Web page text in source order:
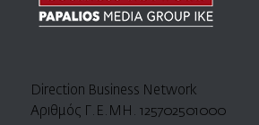
Direction Business Network
Αριθμός Γ.Ε.ΜΗ. 125702501000